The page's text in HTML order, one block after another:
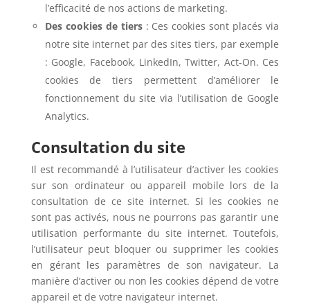
l’efficacité de nos actions de marketing.
Des cookies de tiers: Ces cookies sont placés via
notre site internet par des sites tiers, par exemple
: Google, Facebook, LinkedIn, Twitter, Act-On. Ces
cookies de tiers permettent d’améliorer le
fonctionnement du site via l’utilisation de Google
Analytics.
Consultation du site
Il est recommandé à l’utilisateur d’activer les cookies
sur son ordinateur ou appareil mobile lors de la
consultation de ce site internet. Si les cookies ne
sont pas activés, nous ne pourrons pas garantir une
utilisation performante du site internet. Toutefois,
l’utilisateur peut bloquer ou supprimer les cookies
en gérant les paramètres de son navigateur. La
manière d’activer ou non les cookies dépend de votre
appareil et de votre navigateur internet.